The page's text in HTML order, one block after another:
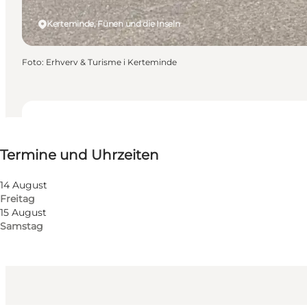
Termine und Uhrzeiten
14 August
Freitag
15 August
Samstag
Kostenlos
Kerteminde, Fünen und die Inseln
Foto: Erhverv & Turisme i Kerteminde